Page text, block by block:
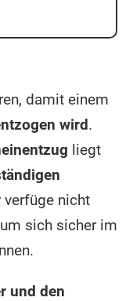
damit einem
wird.
liegt
verfüge nicht
sich sicher im
und den